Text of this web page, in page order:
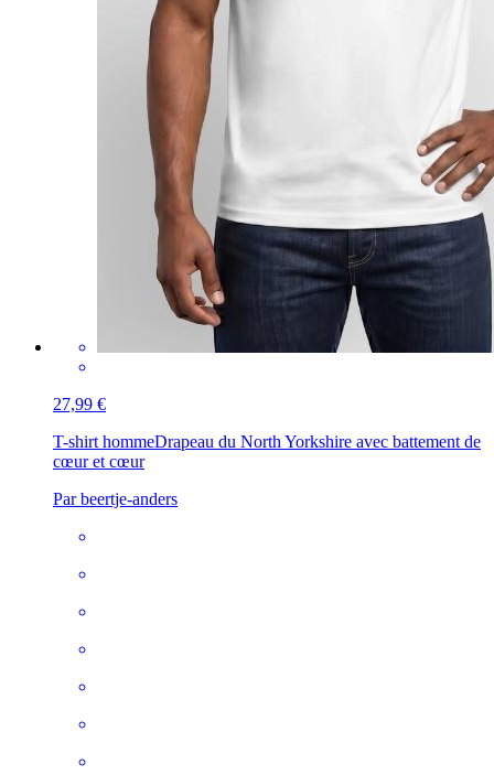
27,99 €
T-shirt hommeDrapeau du North Yorkshire avec battement de
cœur et cœur
Par beertje-anders